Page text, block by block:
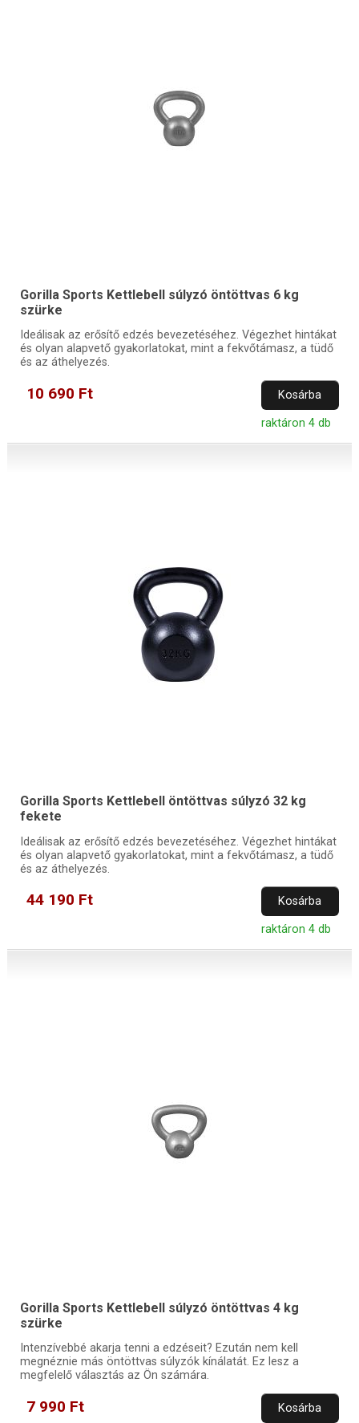
Gorilla Sports Kettlebell súlyzó öntöttvas 6 kg
szürke
Ideálisak az erősítő edzés bevezetéséhez. Végezhet hintákat
és olyan alapvető gyakorlatokat, mint a fekvőtámasz, a tüdő
és az áthelyezés.
10 690 Ft Kosárba
raktáron 4 db
Gorilla Sports Kettlebell öntöttvas súlyzó 32 kg
fekete
Ideálisak az erősítő edzés bevezetéséhez. Végezhet hintákat
és olyan alapvető gyakorlatokat, mint a fekvőtámasz, a tüdő
és az áthelyezés.
44 190 Ft Kosárba
raktáron 4 db
Gorilla Sports Kettlebell súlyzó öntöttvas 4 kg
szürke
Intenzívebbé akarja tenni a edzéseit? Ezután nem kell
megnéznie más öntöttvas súlyzók kínálatát. Ez lesz a
megfelelő választás az Ön számára.
7 990 Ft Kosárba